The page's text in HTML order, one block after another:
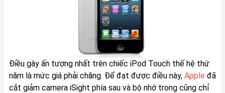
Điều gây ấn tượng nhất trên chiếc iPod Touch thế hệ thứ
năm là mức giá phải chăng. Để đạt được điều này, Apple đã
cắt giảm camera iSight phía sau và bộ nhớ trong cũng chỉ